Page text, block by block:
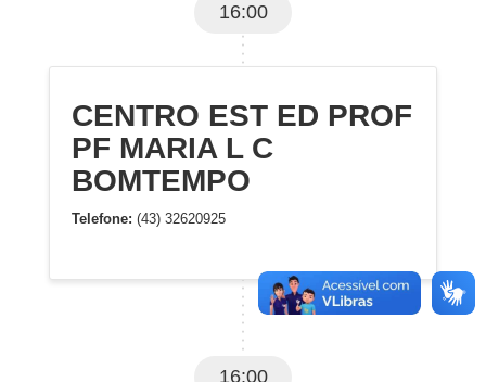
16:00
CENTRO EST ED PROF
PF MARIA L C
BOMTEMPO
Telefone: (43) 32620925
16:00